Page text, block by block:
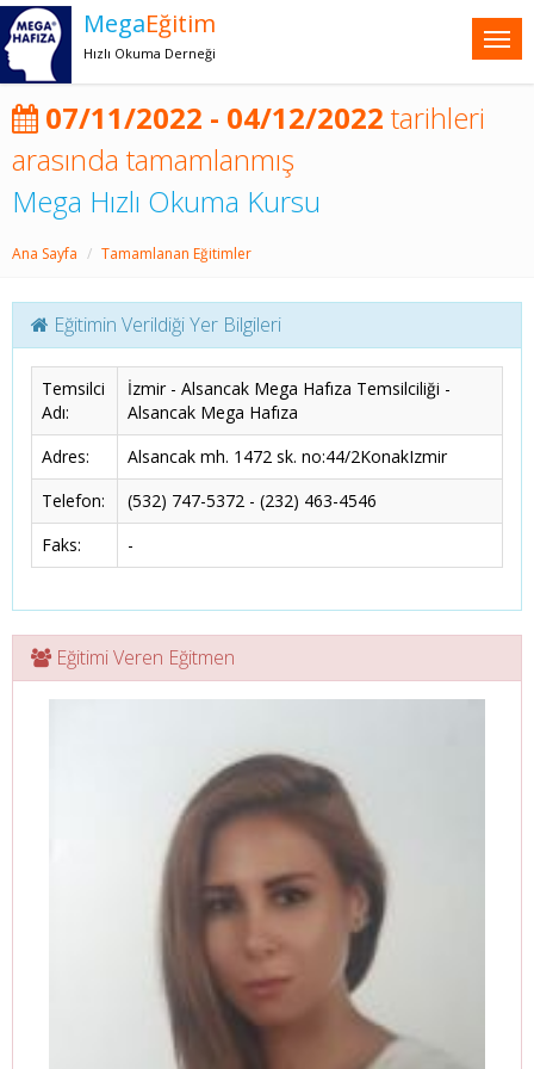
MegaEğitim
Hızlı Okuma Derneği
07/11/2022 - 04/12/2022 tarihleri
arasında tamamlanmış
Mega Hızlı Okuma Kursu
Ana Sayfa Tamamlanan Eğitimler
Eğitimin Verildiği Yer Bilgileri
Temsilci
Adı:
İzmir - Alsancak Mega Hafıza Temsilciliği -
Alsancak Mega Hafıza
Adres:
Alsancak mh. 1472 sk. no:44/2KonakIzmir
Telefon:
(532) 747-5372 - (232) 463-4546
Faks:
-
Eğitimi Veren Eğitmen